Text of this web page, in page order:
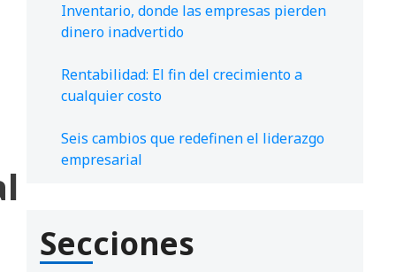
Inventario, donde las empresas pierden
dinero inadvertido
Rentabilidad: El fin del crecimiento a
cualquier costo
Seis cambios que redefinen el liderazgo
empresarial
Secciones